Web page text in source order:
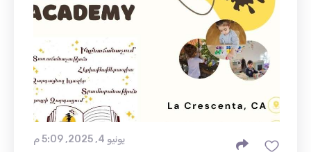
يونيو 4, 2025, 5:09 م